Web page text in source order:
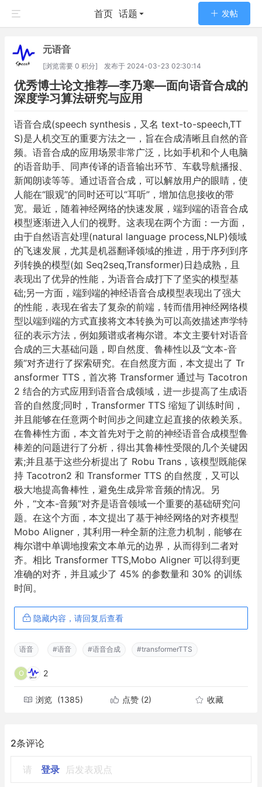
首页 话题 发帖
元语音
[浏览需要 0 积分] 发布于 2024-03-23 02:30:14
优秀博士论文推荐—李乃寒—面向语音合成的
深度学习算法研究与应用
语音合成(speech synthesis，又名 text-to-speech,TT
S)是人机交互的重要方法之一，旨在合成清晰且自然的音
频。语音合成的应用场景非常广泛，比如手机和个人电脑
的语音助手、同声传译的语音输出环节、车载导航播报、
新闻朗读等等。通过语音合成，可以解放用户的眼睛，使
人能在“眼观”的同时还可以“耳听”，增加信息接收的带
宽。最近，随着神经网络的快速发展，端到端的语音合成
模型逐渐进入人们的视野。这表现在两个方面：一方面，
由于自然语言处理(natural language process,NLP)领域
的飞速发展，尤其是机器翻译领域的推进，用于序列到序
列转换的模型(如 Seq2seq,Transformer)日趋成熟，且
表现出了优异的性能，为语音合成打下了坚实的模型基
础;另一方面，端到端的神经语音合成模型表现出了强大
的性能，表现在省去了复杂的前端，转而借用神经网络模
型以端到端的方式直接将文本转换为可以高效描述声学特
征的表示方法，例如频谱或者梅尔谱。本文主要针对语音
合成的三大基础问题，即自然度、鲁棒性以及“文本-音
频”对齐进行了探索研究。在自然度方面，本文提出了 Tr
ansformer TTS，首次将 Transformer 通过与 Tacotron
2 结合的方式应用到语音合成领域，进一步提高了生成语
音的自然度;同时，Transformer TTS 缩短了训练时间，
并且能够在任意两个时间步之间建立起直接的依赖关系。
在鲁棒性方面，本文首先对于之前的神经语音合成模型鲁
棒差的问题进行了分析，得出其鲁棒性受限的几个关键因
素;并且基于这些分析提出了 Robu Trans，该模型既能保
持 Tacotron2 和 Transformer TTS 的自然度，又可以
极大地提高鲁棒性，避免生成异常音频的情况。另
外，“文本-音频”对齐是语音领域一个重要的基础研究问
题。在这个方面，本文提出了基于神经网络的对齐模型
Mobo Aligner，其利用一种全新的注意力机制，能够在
梅尔谱中单调地搜索文本单元的边界，从而得到二者对
齐。相比 Transformer TTS,Mobo Aligner 可以得到更
准确的对齐，并且减少了 45% 的参数量和 30% 的训练
时间。
隐藏内容，请回复后查看
语音 #语音 #语音合成 #transformerTTS
O 2
浏览 (1385) 点赞 (2) 收藏
2条评论
请 登录 后发表观点